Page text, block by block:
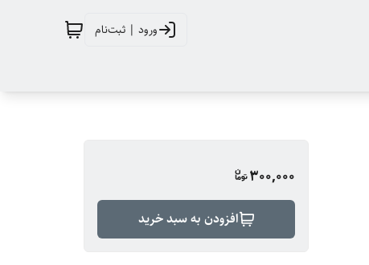
ورود | ثبت‌نام
300,000
افزودن به سبد خرید